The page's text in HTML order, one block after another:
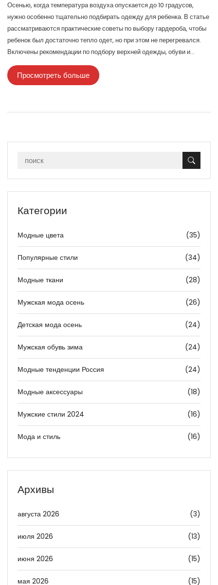
Осенью, когда температура воздуха опускается до 10 градусов,
нужно особенно тщательно подбирать одежду для ребенка. В статье
рассматриваются практические советы по выбору гардероба, чтобы
ребенок был достаточно тепло одет, но при этом не перегревался.
Включены рекомендации по подбору верхней одежды, обуви и
аксессуаров, а также советы по многослойному одеванию.
Просмотреть больше
Категории
Модные цвета (35)
Популярные стили (34)
Модные ткани (28)
Мужская мода осень (26)
Детская мода осень (24)
Мужская обувь зима (24)
Модные тенденции Россия (24)
Модные аксессуары (18)
Мужские стили 2024 (16)
Мода и стиль (16)
Архивы
августа 2026 (3)
июля 2026 (13)
июня 2026 (15)
мая 2026 (15)